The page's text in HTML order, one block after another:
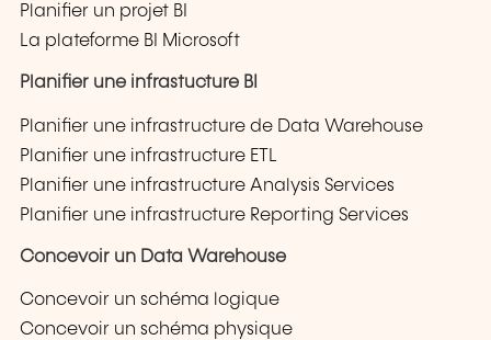
Planifier un projet BI
La plateforme BI Microsoft
Planifier une infrastucture BI
Planifier une infrastructure de Data Warehouse
Planifier une infrastructure ETL
Planifier une infrastructure Analysis Services
Planifier une infrastructure Reporting Services
Concevoir un Data Warehouse
Concevoir un schéma logique
Concevoir un schéma physique